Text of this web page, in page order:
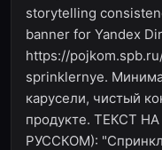
storytelling
banner for Yandex
https://
sprinklernye.
карусели, чистый
продукте. ТЕКСТ
РУССКОМ):